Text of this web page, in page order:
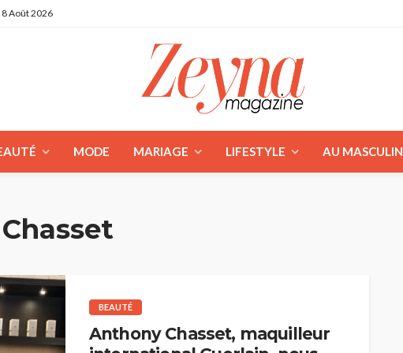
8 Août 2026
MODE MARIAGE LIFESTYLE AU MASCULIN
BEAUTÉ
Anthony Chasset, maquilleur